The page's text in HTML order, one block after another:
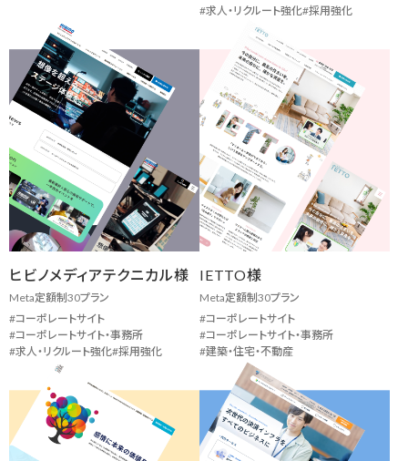
求人・リクルート強化 採用強化
ヒビノメディアテクニカル様
Meta定額制30プラン
コーポレートサイト
コーポレートサイト・事務所
求人・リクルート強化 採用強化
IETTO様
Meta定額制30プラン
コーポレートサイト
コーポレートサイト・事務所
建築・住宅・不動産